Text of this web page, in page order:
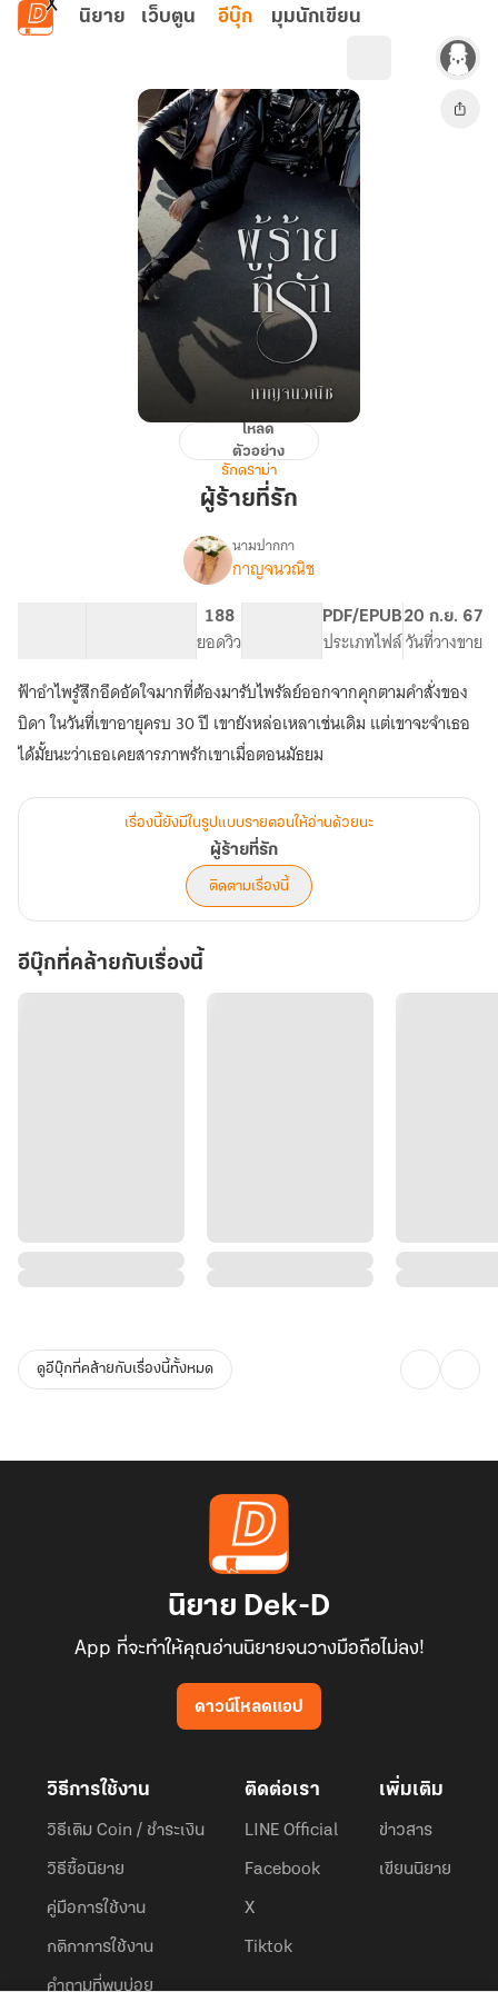
ข้ามไปยังเนื้อหาหลัก
นิยาย เว็บตูน อีบุ๊ก มุมนักเขียน
โหลด
ตัวอย่าง
รักดราม่า
ผู้ร้ายที่รัก
เรื่อง
ผู้ร้าย
นามปากกา
กาญจนวณิช
188
ยอดวิว
PDF/EPUB
ประเภทไฟล์
20 ก.ย. 67
วันที่วางขาย
ฟ้าอำไพรู้สึกอึดอัดใจมากที่ต้องมารับไพรัลย์ออกจากคุกตามคำสั่งของ
บิดา ในวันที่เขาอายุครบ 30 ปี เขายังหล่อเหลาเช่นเดิม แต่เขาจะจำเธอ
ได้มั้ยนะว่าเธอเคยสารภาพรักเขาเมื่อตอนมัธยม
เรื่องนี้ยังมีในรูปแบบรายตอนให้อ่านด้วยนะ
ผู้ร้ายที่รัก
ติดตามเรื่องนี้
อีบุ๊กที่คล้ายกับเรื่องนี้
ดูอีบุ๊กที่คล้ายกับเรื่องนี้ทั้งหมด
นิยาย Dek-D
App ที่จะทำให้คุณอ่านนิยายจนวางมือถือไม่ลง!
ดาวน์โหลดแอป
วิธีการใช้งาน
วิธีเติม Coin / ชำระเงิน
วิธีซื้อนิยาย
คู่มือการใช้งาน
กติกาการใช้งาน
คำถามที่พบบ่อย
ติดต่อเรา
LINE Official
Facebook
X
Tiktok
เพิ่มเติม
ข่าวสาร
เขียนนิยาย